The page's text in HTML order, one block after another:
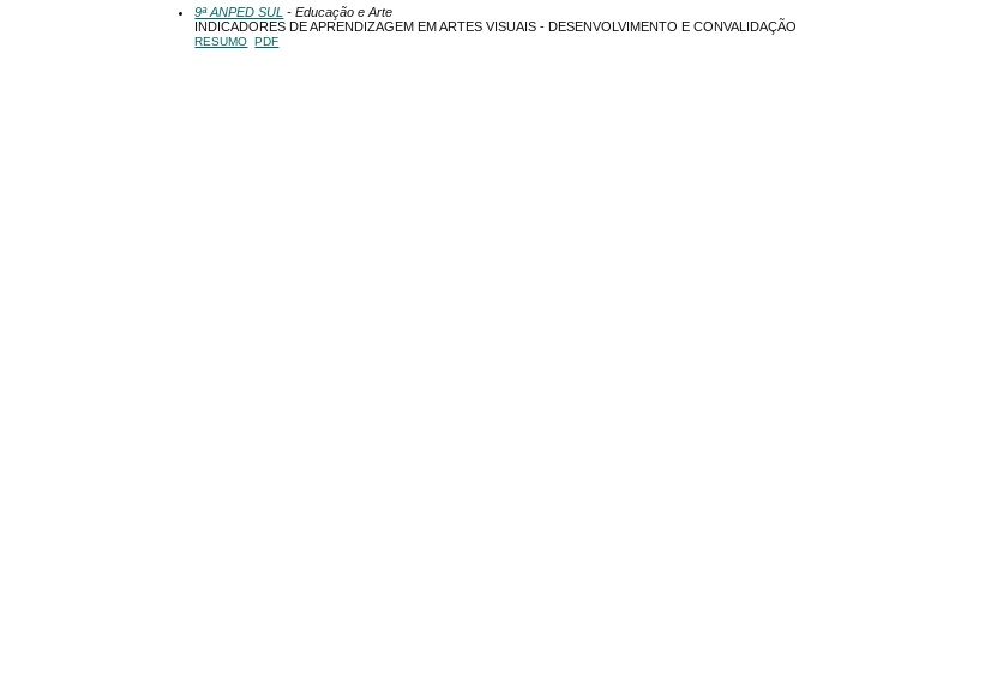
9ª ANPED SUL - Educação e Arte
INDICADORES DE APRENDIZAGEM EM ARTES VISUAIS - DESENVOLVIMENTO E CONVALIDAÇÃO
RESUMO PDF